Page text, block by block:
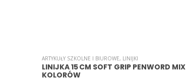
ARTYKUŁY SZKOLNE I BIUROWE, LINIJKI
LINIJKA 15 CM SOFT GRIP PENWORD MIX
KOLORÓW